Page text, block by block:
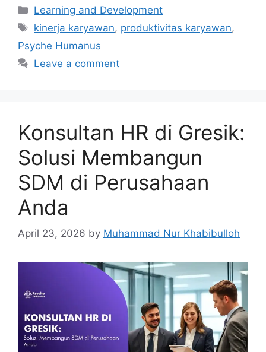
Learning and Development
kinerja karyawan, produktivitas karyawan,
Psyche Humanus
Leave a comment
Konsultan HR di Gresik:
Solusi Membangun
SDM di Perusahaan
Anda
April 23, 2026 by Muhammad Nur Khabibulloh